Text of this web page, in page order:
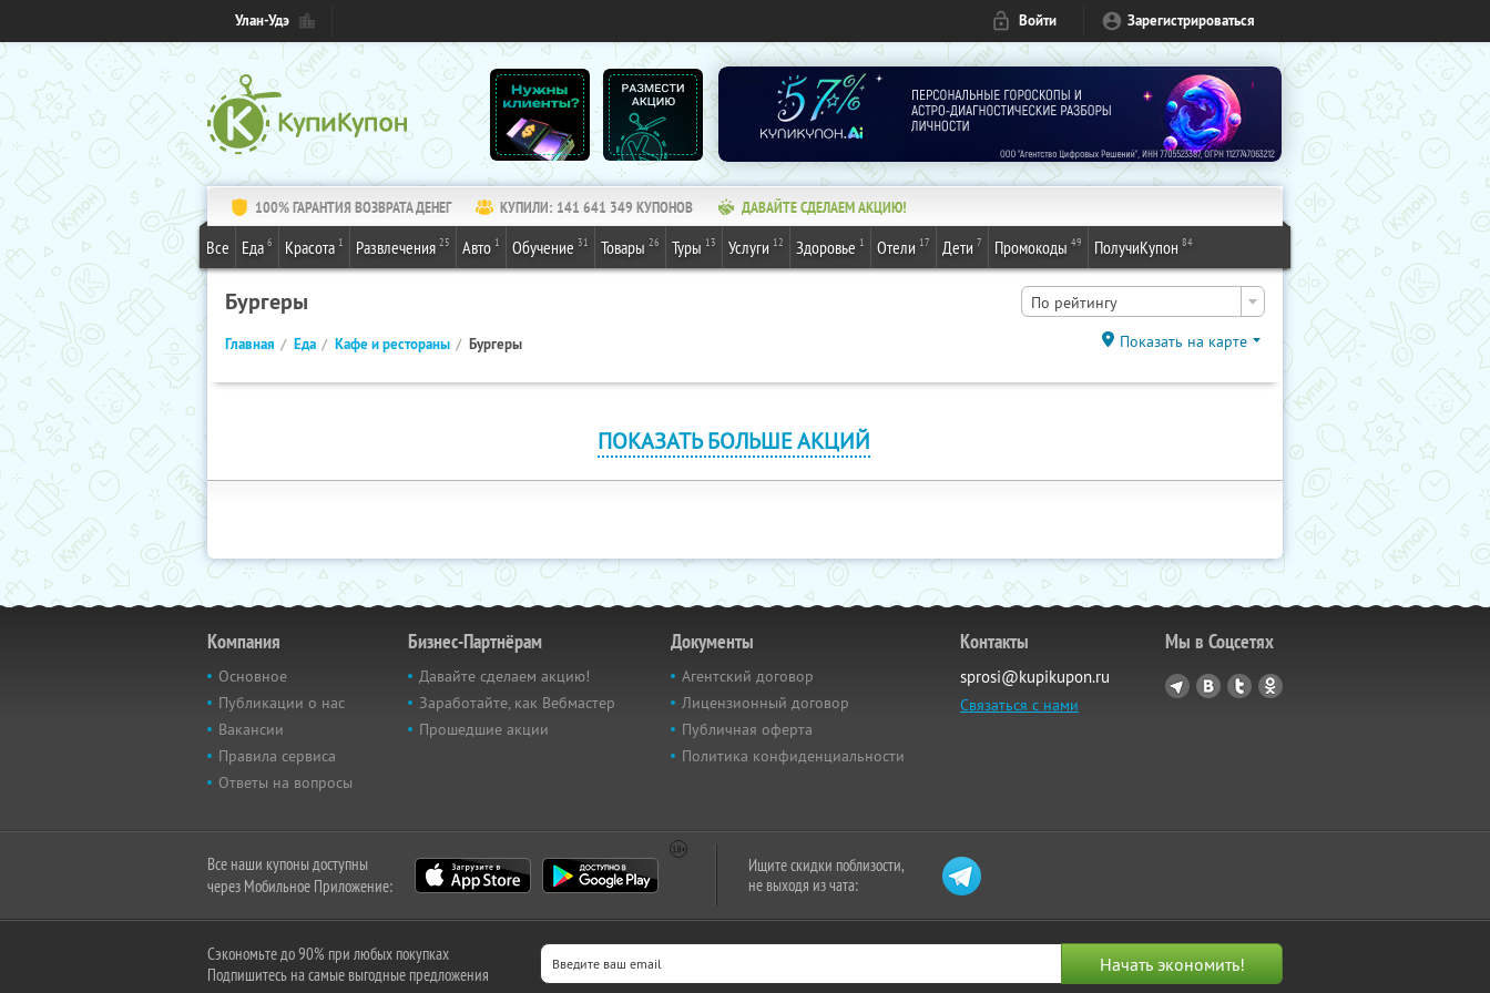
Улан-Удэ Войти Зарегистрироваться
100% ГАРАНТИЯ ВОЗВРАТА ДЕНЕГ КУПИЛИ: 141 641 349 КУПОНОВ ДАВАЙТЕ СДЕЛАЕМ АКЦИЮ!
Все Еда 6 Красота 1 Развлечения 25 Авто 1 Обучение 31 Товары 26 Туры 13 Услуги 12 Здоровье 1 Отели 17 Дети 7 Промокоды 49 ПолучиКупон 84
Бургеры По рейтингу
Главная Еда Кафе и рестораны Бургеры Показать на карте
ПОКАЗАТЬ БОЛЬШЕ АКЦИЙ
Компания
Основное
Публикации о нас
Вакансии
Правила сервиса
Ответы на вопросы
Бизнес-Партнёрам
Давайте сделаем акцию!
Заработайте, как Вебмастер
Прошедшие акции
Документы
Агентский договор
Лицензионный договор
Публичная оферта
Политика конфиденциальности
Контакты
sprosi@kupikupon.ru
Связаться с нами
Мы в Соцсетях
Все наши купоны доступны
через Мобильное Приложение:
Ищите скидки поблизости,
не выходя из чата:
Сэкономьте до 90% при любых покупках
Подпишитесь на самые выгодные предложения